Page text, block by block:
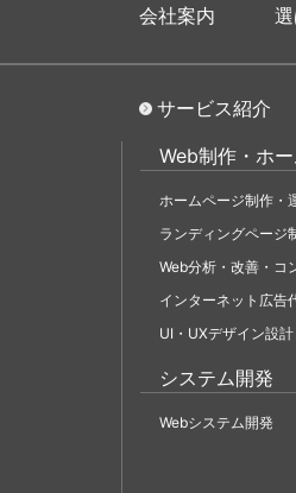
会社案内
サービス紹介
Web制作・ホ
ホームページ制作・
ランディングページ
Web分析・改善・コ
インターネット広告
UI・UXデザイン設計
システム開発
Webシステム開発